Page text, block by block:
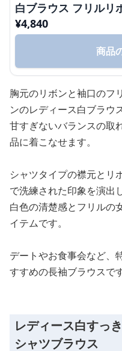
白ブラウス フリルリ
¥4,840
商品
胸元のリボンと袖口のフ
ンのレディース白ブラウ
甘すぎないバランスの取
品に着こなせます。
シャツタイプの襟元とリ
で洗練された印象を演出
白色の清楚感とフリルの
イテムです。
デートやお食事会など、
すすめの長袖ブラウスです
レディース白すっ
シャツブラウス